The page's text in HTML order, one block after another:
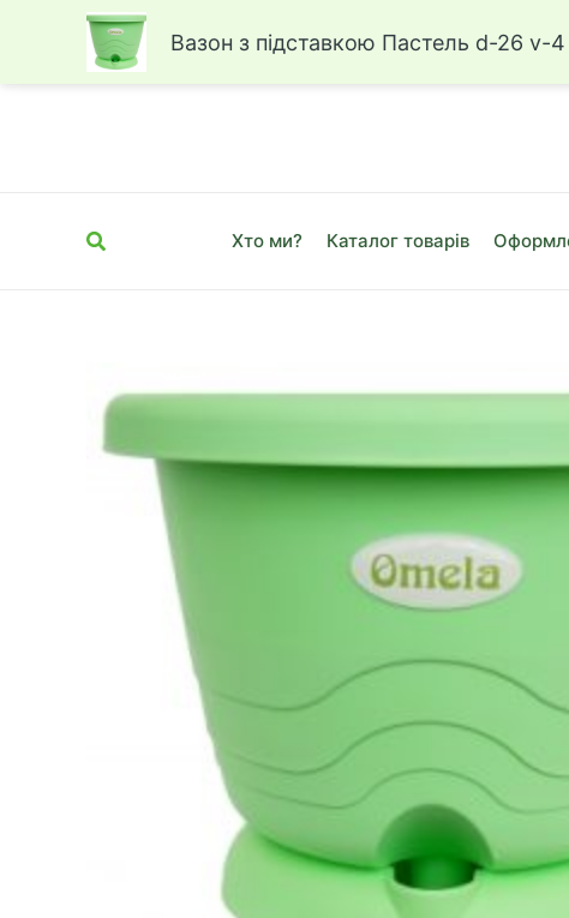
Перейти
Пошук Хто ми? Каталог товарів
Вазон з підставкою Пастель d-26 v-4